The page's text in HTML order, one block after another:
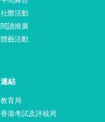
社際活動
閱讀推廣
體藝活動
連結
教育局
香港考試及評核局